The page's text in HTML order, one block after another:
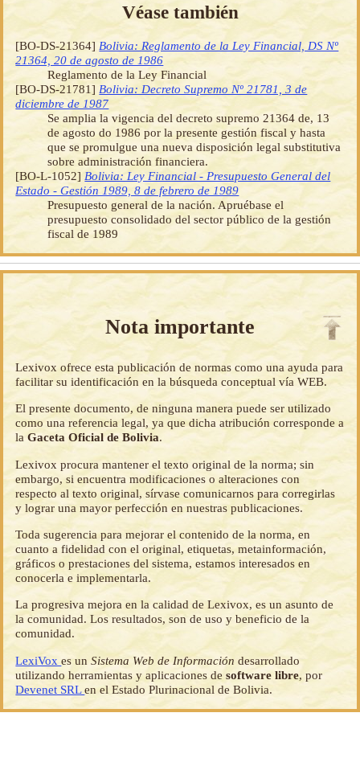
Véase también
[BO-DS-21364] Bolivia: Reglamento de la Ley Financial, DS Nº
21364, 20 de agosto de 1986
Reglamento de la Ley Financial
[BO-DS-21781] Bolivia: Decreto Supremo Nº 21781, 3 de
diciembre de 1987
Se amplia la vigencia del decreto supremo 21364 de, 13
de agosto do 1986 por la presente gestión fiscal y hasta
que se promulgue una nueva disposición legal substitutiva
sobre administración financiera.
[BO-L-1052] Bolivia: Ley Financial - Presupuesto General del
Estado - Gestión 1989, 8 de febrero de 1989
Presupuesto general de la nación. Apruébase el
presupuesto consolidado del sector público de la gestión
fiscal de 1989
Nota importante
Lexivox ofrece esta publicación de normas como una ayuda para
facilitar su identificación en la búsqueda conceptual vía WEB.
El presente documento, de ninguna manera puede ser utilizado
como una referencia legal, ya que dicha atribución corresponde a
laGaceta Oficial de Bolivia.
Lexivox procura mantener el texto original de la norma; sin
embargo, si encuentra modificaciones o alteraciones con
respecto al texto original, sírvase comunicarnos para corregirlas
y lograr una mayor perfección en nuestras publicaciones.
Toda sugerencia para mejorar el contenido de la norma, en
cuanto a fidelidad con el original, etiquetas, metainformación,
gráficos o prestaciones del sistema, estamos interesados en
conocerla e implementarla.
La progresiva mejora en la calidad de Lexivox, es un asunto de
la comunidad. Los resultados, son de uso y beneficio de la
comunidad.
LexiVoxes unSistema Web de Información desarrollado
utilizando herramientas y aplicaciones desoftware libre, por
Devenet SRLen el Estado Plurinacional de Bolivia.